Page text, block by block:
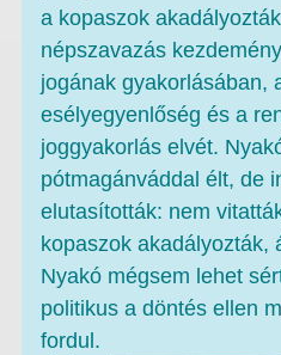
a kopaszok
népszavazás
jogának gyakorlásában,
esélyegyenlőség és a
joggyakorlás elvét.
pótmagánváddal élt, de
elutasították: nem
kopaszok akadályozták,
Nyakó mégsem lehet
politikus a döntés ellen
fordul.